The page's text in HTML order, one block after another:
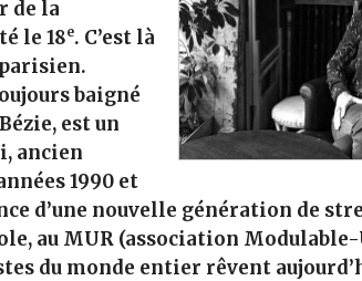
de la
le 18e. C’est là
baigné
est un
ancien
1990 et
d’une nouvelle génération de
au MUR (association
du monde entier rêvent